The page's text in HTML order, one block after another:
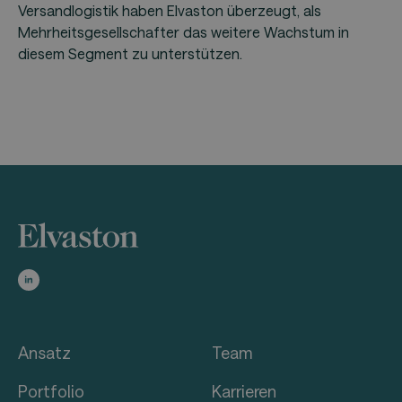
Versandlogistik haben Elvaston überzeugt, als
Mehrheitsgesellschafter das weitere Wachstum in
diesem Segment zu unterstützen.
Ansatz
Portfolio
Team
Karrieren